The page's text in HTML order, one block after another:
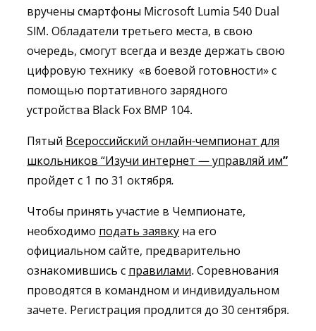
вручены смартфоны Microsoft Lumia 540 Dual
SIM. Обладатели третьего места, в свою
очередь, смогут всегда и везде держать свою
цифровую технику «в боевой готовности» с
помощью портативного зарядного
устройства Black Fox BMP 104.
Пятый Всероссийский онлайн-чемпионат для
школьников “Изучи интернет — управляй им”
пройдет с 1 по 31 октября.
Чтобы принять участие в Чемпионате,
необходимо подать заявку на его
официальном сайте, предварительно
ознакомившись с правилами. Соревнования
проводятся в командном и индивидуальном
зачете. Регистрация продлится до 30 сентября.